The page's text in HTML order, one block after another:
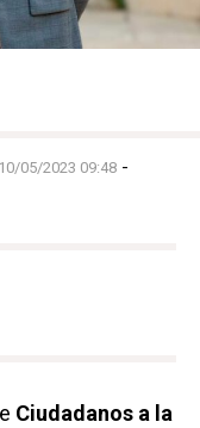
10/05/2023 09:48 -
Ciudadanos a la